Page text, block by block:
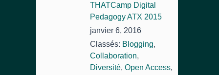
THATCamp Digital
Pedagogy ATX 2015
janvier 6, 2016
Classés: Blogging,
Collaboration,
Diversité, Open Access,